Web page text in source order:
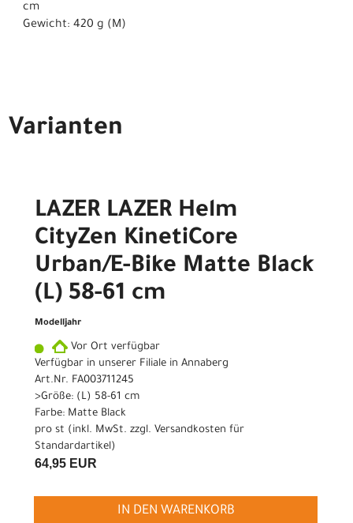
cm
Gewicht: 420 g (M)
Varianten
LAZER LAZER Helm
CityZen KinetiCore
Urban/E-Bike Matte Black
(L) 58-61 cm
Modelljahr
Vor Ort verfügbar
Verfügbar in unserer Filiale in Annaberg
Art.Nr. FA003711245
>Größe: (L) 58-61 cm
Farbe: Matte Black
pro st (inkl. MwSt. zzgl. Versandkosten für
Standardartikel)
64,95 EUR
IN DEN WARENKORB